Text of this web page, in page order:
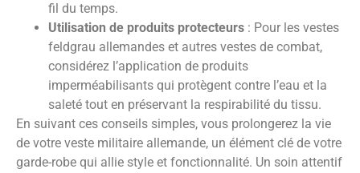
fil du temps.
Utilisation de produits protecteurs : Pour les vestes
feldgrau allemandes et autres vestes de combat,
considérez l’application de produits
imperméabilisants qui protègent contre l’eau et la
saleté tout en préservant la respirabilité du tissu.
En suivant ces conseils simples, vous prolongerez la vie
de votre veste militaire allemande, un élément clé de votre
garde-robe qui allie style et fonctionnalité. Un soin attentif